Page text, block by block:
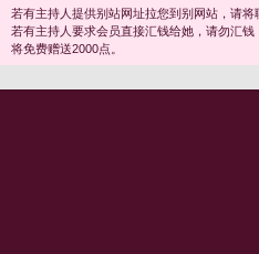
若有主持人提供别站网址拉您到别网站，请将
若有主持人要求会员直接汇钱给她，请勿汇
将免费赠送2000点。